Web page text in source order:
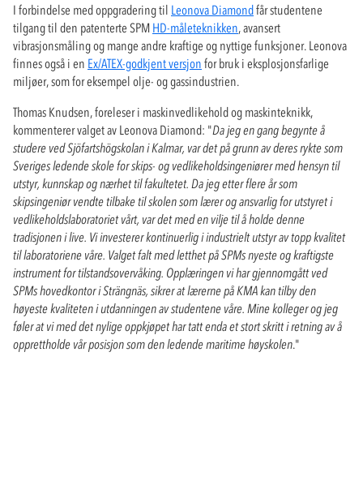
I forbindelse med oppgradering til Leonova Diamondfår studentene
tilgang til den patenterte SPM HD-måleteknikken, avansert
vibrasjonsmåling og mange andre kraftige og nyttige funksjoner. Leonova
finnes også i en Ex/ATEX-godkjent versjon for bruk i eksplosjonsfarlige
miljøer, som for eksempel olje- og gassindustrien.
Thomas Knudsen, foreleser i maskinvedlikehold og maskinteknikk,
kommenterer valget av Leonova Diamond: "Da jeg en gang begynte å
studere ved Sjöfartshögskolan i Kalmar, var det på grunn av deres rykte som
Sveriges ledende skole for skips- og vedlikeholdsingeniører med hensyn til
utstyr, kunnskap og nærhet til fakultetet. Da jeg etter flere år som
skipsingeniør vendte tilbake til skolen som lærer og ansvarlig for utstyret i
vedlikeholdslaboratoriet vårt, var det med en vilje til å holde denne
tradisjonen i live. Vi investerer kontinuerlig i industrielt utstyr av topp kvalitet
til laboratoriene våre. Valget falt med letthet på SPMs nyeste og kraftigste
instrument for tilstandsovervåking. Opplæringen vi har gjennomgått ved
SPMs hovedkontor i Strängnäs, sikrer at lærerne på KMA kan tilby den
høyeste kvaliteten i utdanningen av studentene våre. Mine kolleger og jeg
føler at vi med det nylige oppkjøpet har tatt enda et stort skritt i retning av å
opprettholde vår posisjon som den ledende maritime høyskolen."